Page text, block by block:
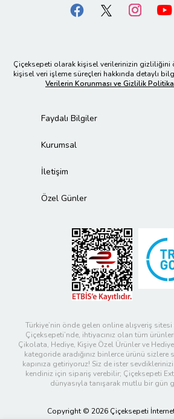
Çiçeksepeti olarak kişisel verilerinizin gizliliğini
kişisel veri işleme süreçleri hakkında detaylı
Verilerin Korunması ve Gizlilik
Faydalı Bilgiler
Kurumsal
İletişim
Özel Günler
Türkiye’nin önde gelen online alışveriş
Çiçeksepeti’nde, ihtiyacınız olan tüm
Çikolata, Hediye, Kişiye Özel Ürünler ve
kategoride aradığınız binlerce ürünü sizlere
kapınıza getiriyoruz! Siz de ister
kendiniz için sipariş verebilir; Çiçeksepeti
dünyasıyla tanışarak mutlu bir gün
Copyright © 2026 Çiçeksepeti